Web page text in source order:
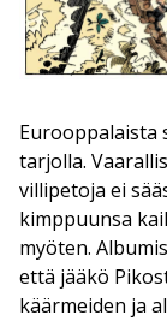
Eurooppalaista
tarjolla.
villipetoja ei
kimppuunsa
myöten.
että jääkö
käärmeiden ja